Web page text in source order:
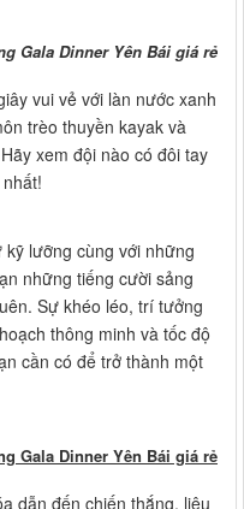
Gala Dinner Yên Bái giá rẻ
vui vẻ với làn nước xanh
trèo thuyền kayak và
xem đội nào có đôi tay
lưỡng cùng với những
những tiếng cười sảng
Sự khéo léo, trí tưởng
thông minh và tốc độ
cần có để trở thành một
Gala Dinner Yên Bái giá rẻ
dẫn đến chiến thắng, liệu